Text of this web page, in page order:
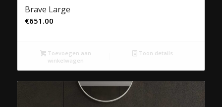
Brave Large
€651.00
Toevoegen aan
winkelwagen
Toon details